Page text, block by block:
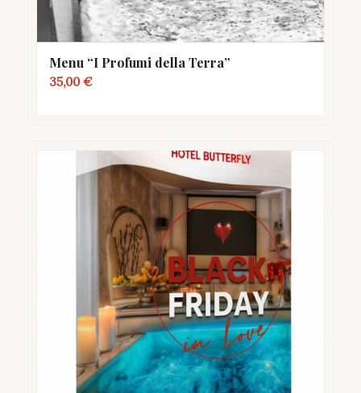
Menu “I Profumi della Terra”
35,00€